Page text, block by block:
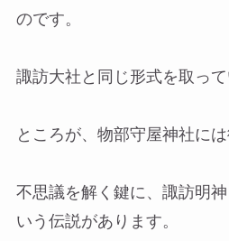
のです。
諏訪大社と同じ形式を取って
ところが、物部守屋神社に
不思議を解く鍵に、諏訪明
いう伝説があります。